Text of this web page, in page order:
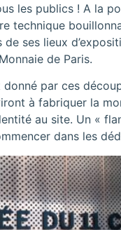
les publics ! A la
technique
ses lieux
de Paris.
donné par ces
à fabriquer la
au site. Un «
dans les